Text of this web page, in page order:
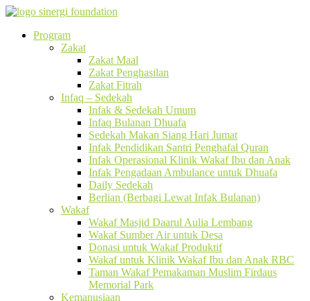
Program
Zakat
Zakat Maal
Zakat Penghasilan
Zakat Fitrah
Infaq – Sedekah
Infak & Sedekah Umum
Infaq Bulanan Dhuafa
Sedekah Makan Siang Hari Jumat
Infak Pendidikan Santri Penghafal Quran
Infak Operasional Klinik Wakaf Ibu dan Anak
Infak Pengadaan Ambulance untuk Dhuafa
Daily Sedekah
Berlian (Berbagi Lewat Infak Bulanan)
Wakaf
Wakaf Masjid Daarul Aulia Lembang
Wakaf Sumber Air untuk Desa
Donasi untuk Wakaf Produktif
Wakaf untuk Klinik Wakaf Ibu dan Anak RBC
Taman Wakaf Pemakaman Muslim Firdaus
Memorial Park
Kemanusiaan